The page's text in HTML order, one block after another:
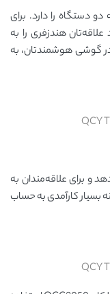
دستگاه را دارد. برای
هندزفری را به
گوشی هوشمندتان، به
و برای علاقه‌مندان به
بسیار کارآمدی به حساب